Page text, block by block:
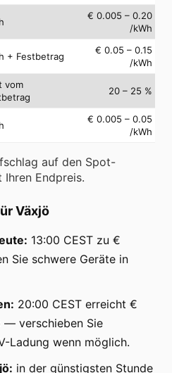
€ 0.005 – 0.20
/kWh
+ Festbetrag
€ 0.05 – 0.15
/kWh
vom
20 – 25 %
€ 0.005 – 0.05
/kWh
auf den Spot-
Endpreis.
Växjö
13:00 CEST zu €
Sie schwere Geräte in
20:00 CEST erreicht €
— verschieben Sie
Ladung wenn möglich.
in der günstigsten Stunde